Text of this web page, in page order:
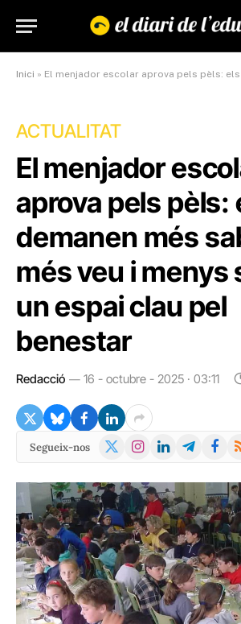
Inici » El menjador escolar aprova pels pèls: els nens demanen més sabor, més veu i
ACTUALITAT
El menjador
aprova pels pèls:
demanen més
més veu i menys
un espai clau pel
benestar
Redacció 16 - octubre - 2025 · 03:11
Segueix-nos
X
Instagram
LinkedInTelegram